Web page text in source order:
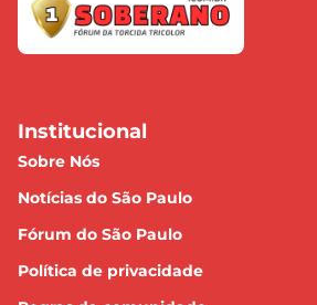
Institucional
Sobre Nós
Notícias do São Paulo
Fórum do São Paulo
Política de privacidade